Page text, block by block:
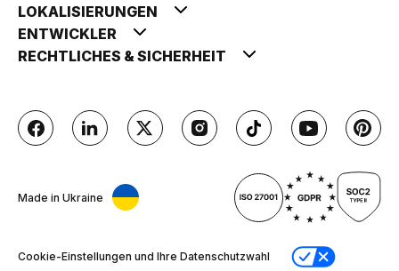
LOKALISIERUNGEN
ENTWICKLER
RECHTLICHES & SICHERHEIT
Made in Ukraine
Cookie-Einstellungen und Ihre Datenschutzwahl